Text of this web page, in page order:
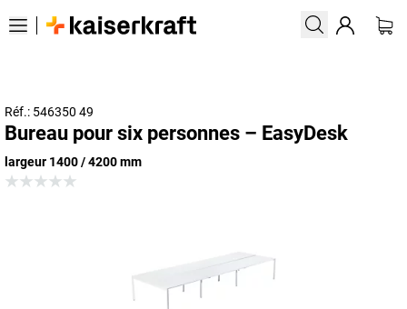
Réf.: 546350 49
Bureau pour six personnes – EasyDesk
largeur 1400 / 4200 mm